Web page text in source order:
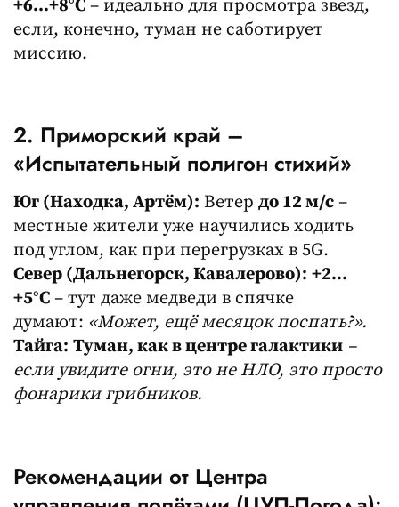
+6…+8°C – идеально для просмотра звёзд,
если, конечно, туман не саботирует
миссию.
2. Приморский край –
«Испытательный полигон стихий»
Юг (Находка, Артём): Ветер до 12 м/с –
местные жители уже научились ходить
под углом, как при перегрузках в 5G.
Север (Дальнегорск, Кавалерово): +2…
+5°C – тут даже медведи в спячке
думают: «Может, ещё месяцок поспать?».
Тайга: Туман, как в центре галактики –
если увидите огни, это не НЛО, это просто
фонарики грибников.
Рекомендации от Центра